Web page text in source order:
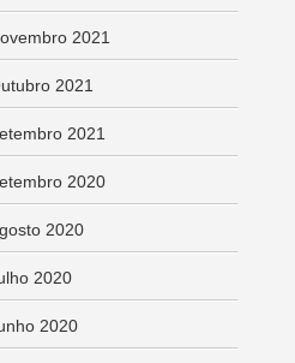
2021
2021
2021
2020
2020
2020
2020